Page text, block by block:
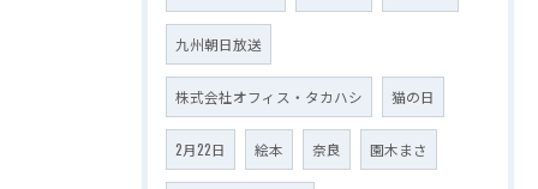
九州朝日放送
株式会社オフィス・タカハシ 猫の日
2月22日 絵本 奈良 園木まさ